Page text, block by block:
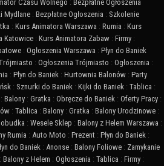
Czasu Wolnego : Bezpłatne Ogłoszenia
Mydlane : Bezpłatne Ogłoszenia : Szkolenie
: Kurs Animatora Warszawa : Rumia : Kurs
Katowice : Kurs Animatora Zabaw : Firmy :
: Ogłoszenia Warszawa : Płyn do Baniek
: Ogłoszenia Trójmiasto : Ogłoszenia :
: Płyn do Baniek : Hurtownia Balonów : Party
: Sznurki do Baniek : Kijki do Baniek : Tablica :
: Balony : Gratka : Obręcze do Baniek : Oferty Pracy :
: Tablica : Balony : Gratka : Balony Urodzinowe :
: Wesele Sklep : Balony z Helem Warszawa :
Rumia : Auto Moto : Prezent : Płyn do Baniek :
do Baniek : Anonse : Balony Foliowe : Zamykanie
: Balony z Helem : Ogłoszenia : Tablica : Firmy :